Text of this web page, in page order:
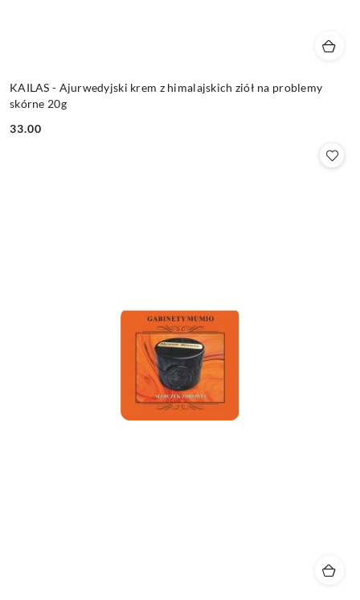
KAILAS - Ajurwedyjski krem z himalajskich ziół na problemy
skórne 20g
Cena:
33.00